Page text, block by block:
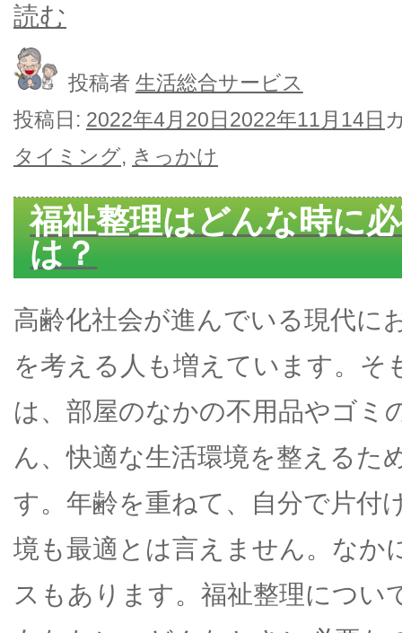
読む
投稿者 生活総合サービス
投稿日: 2022年4月20日 2022年11月14日
タイミング, きっかけ
福祉整理はどんな時に
は？
高齢化社会が進んでいる現代に
を考える人も増えています。そ
は、部屋のなかの不用品やゴミ
ん、快適な生活環境を整えるた
す。年齢を重ねて、自分で片付
境も最適とは言えません。なか
スもあります。福祉整理につ